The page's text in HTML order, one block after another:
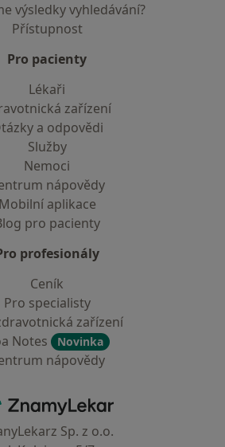
výsledky vyhledávání?
Přístupnost
Pro pacienty
Lékaři
zařízení
a odpovědi
Služby
Nemoci
nápovědy
Mobilní aplikace
pro pacienty
profesionály
Ceník
Pro specialisty
zařízení
Notes
Novinka
nápovědy
ZnamyLekar - Hlavní stránka
Sp. z o.o.